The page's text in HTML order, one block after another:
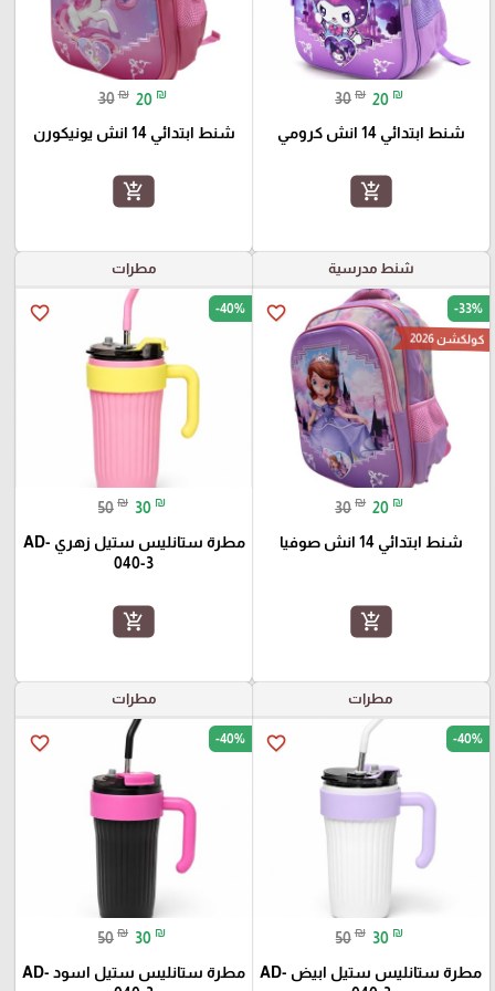
30 ₪ 20 ₪
شنط ابتدائي 14 انش كرومي
add_shopping_cart
30 ₪ 20 ₪
شنط ابتدائي 14 انش يونيكورن
add_shopping_cart
شنط مدرسية
favorite_border -33%
كولكشن 2026
30 ₪ 20 ₪
شنط ابتدائي 14 انش صوفيا
add_shopping_cart
مطرات
favorite_border -40%
50 ₪ 30 ₪
مطرة ستانليس ستيل زهري AD-
040-3
add_shopping_cart
مطرات
favorite_border -40%
50 ₪ 30 ₪
مطرة ستانليس ستيل ابيض AD-
مطرات
favorite_border -40%
50 ₪ 30 ₪
مطرة ستانليس ستيل اسود AD-